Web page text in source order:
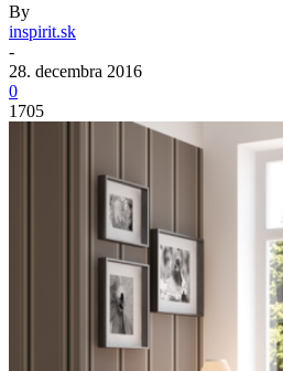
By
inspirit.sk
-
28. decembra 2016
0
1705